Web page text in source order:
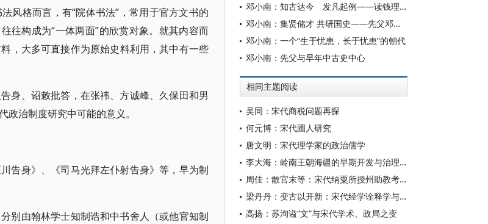
风格而言，有“院体书法”，常用于官方文书的
往构成为“一体两面”的欣赏对象。就其内容而
，大多可直接作为原始史料利用，其中有一些
身、诏敕批答，在张祎、方诚峰、久保田和男
治制度研究中可能的意义。
告身》、《司马光拜左仆射告身》等，早为制
别由翰林学士知制诰和中书舍人（或他官知制
邓小南：知古达今 发凡起例——读钱理群等主编《安顺城记》
邓小南：集贤储才 共研国史——先父邓广铭与北大中国古代史研究中心
邓小南：一个“生于忧患，长于忧患”的朝代
邓小南：先父与早年中古史中心
相同主题阅读
吴同：宋代商税问题再探
何元博：宋代圃人研究
唐文明：宋代理学家的政治儒学
李大海：岭南王朝海疆的早期开发与治理——以宋代香山岛行政建置为中心
周佳：散官末等：宋代纳粟所授州助教考论
梁丹丹：变古以开新：宋代经学诠释学与儒学复兴
高扬：苏洵谥“文”与宋代学术、政局之变